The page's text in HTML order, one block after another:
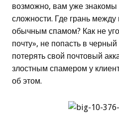
возможно, вам уже знакомы
сложности. Где грань
обычным спамом? Как не
почту», не попасть в
потерять свой почтовый
злостным спамером у
об этом.